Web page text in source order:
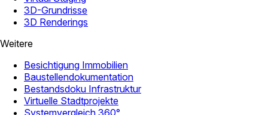
3D-Grundrisse
3D Renderings
Weitere
Besichtigung Immobilien
Baustellendokumentation
Bestandsdoku Infrastruktur
Virtuelle Stadtprojekte
Systemvergleich 360°